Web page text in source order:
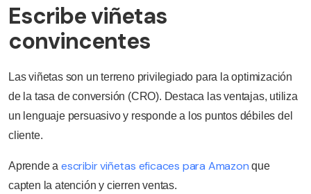
Escribe viñetas
convincentes
Las viñetas son un terreno privilegiado para la optimización
de la tasa de conversión (CRO). Destaca las ventajas, utiliza
un lenguaje persuasivo y responde a los puntos débiles del
cliente.
Aprende a escribir viñetas eficaces para Amazon que
capten la atención y cierren ventas.